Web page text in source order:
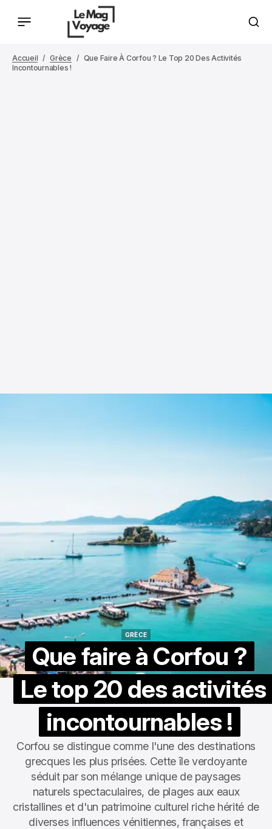
Accueil Grèce
Que Faire À Corfou ? Le Top 20 Des Activités
Incontournables !
GRÈCE
Que faire à Corfou ?
Le top 20 des activités
incontournables !
Corfou se distingue comme l'une des destinations
grecques les plus prisées. Cette île verdoyante
séduit par son mélange unique de paysages
naturels spectaculaires, de plages aux eaux
cristallines et d'un patrimoine culturel riche hérité de
diverses influences vénitiennes, françaises et